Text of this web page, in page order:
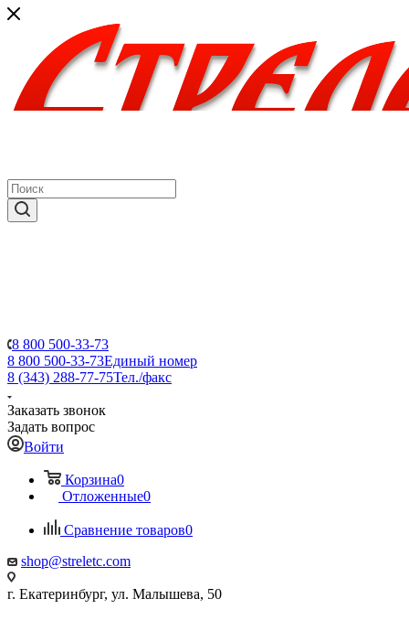
8 800 500-33-73
8 800 500-33-73Единый номер
8 (343) 288-77-75Тел./факс
Заказать звонок
Задать вопрос
Войти
Корзина0
Отложенные0
Сравнение товаров0
shop@streletc.com
г. Екатеринбург, ул. Малышева, 50